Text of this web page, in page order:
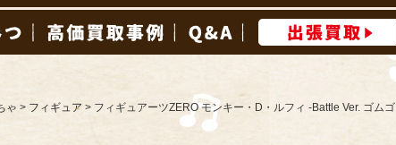
人気のひみつ 高価買取事例 Q&A
ゃ > フィギュア > フィギュアーツZERO モンキー・D・ルフィ -Battle Ver. ゴムゴ